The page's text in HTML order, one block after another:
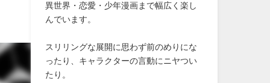
異世界・恋愛・少年漫画まで幅広く楽し
んでいます。
スリリングな展開に思わず前のめりにな
ったり、キャラクターの言動にニヤつい
たり。